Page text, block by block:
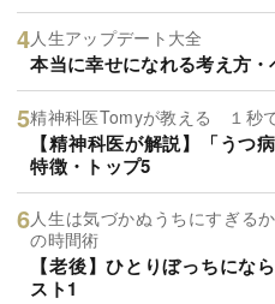
人生アップデート大全
本当に幸せになれる考え方・
精神科医Tomyが教える １秒
【精神科医が解説】「うつ
特徴・トップ5
人生は気づかぬうちにすぎる
の時間術
【老後】ひとりぼっちにな
スト1